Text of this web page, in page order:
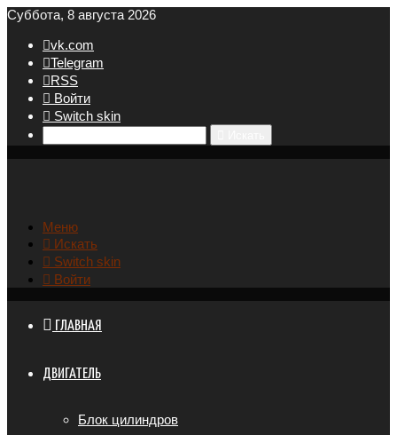
Суббота, 8 августа 2026
vk.com
Telegram
RSS
Войти
Switch skin
Меню
Искать
Switch skin
Войти
ГЛАВНАЯ
ДВИГАТЕЛЬ
Блок цилиндров